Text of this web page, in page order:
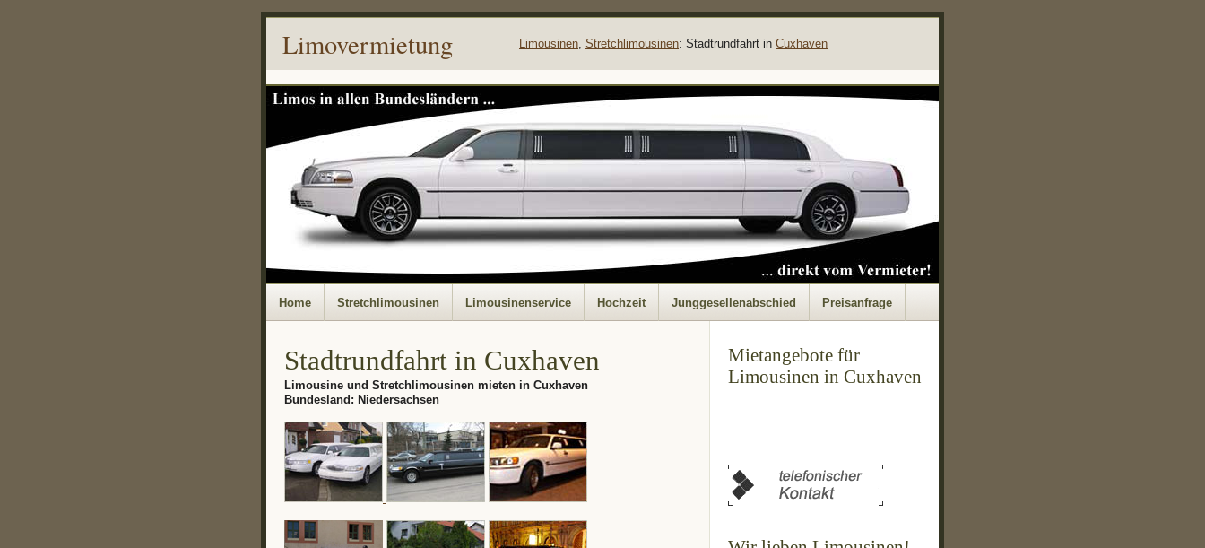
Limovermietung Limousinen, Stretchlimousinen: Stadtrundfahrt in Cuxhaven
Home Stretchlimousinen Limousinenservice Hochzeit Junggesellenabschied Preisanfrage
Stadtrundfahrt in Cuxhaven
Limousine und Stretchlimousinen mieten in Cuxhaven
Bundesland: Niedersachsen
Mietangebote für
Limousinen in Cuxhaven